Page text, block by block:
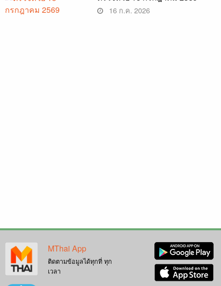
16 ก.ค. 2026
MThai App
ติดตามข้อมูลได้ทุกที่ ทุก
เวลา